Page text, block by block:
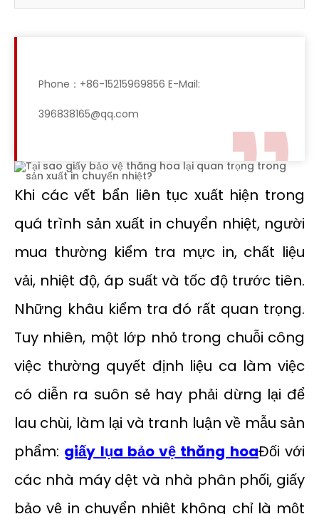
Phone：+86-15215969856 E-Mail:
396838165@qq.com
Khi các vết bẩn liên tục xuất hiện trong
quá trình sản xuất in chuyển nhiệt, người
mua thường kiểm tra mực in, chất liệu
vải, nhiệt độ, áp suất và tốc độ trước tiên.
Những khâu kiểm tra đó rất quan trọng.
Tuy nhiên, một lớp nhỏ trong chuỗi công
việc thường quyết định liệu ca làm việc
có diễn ra suôn sẻ hay phải dừng lại để
lau chùi, làm lại và tranh luận về mẫu sản
phẩm: giấy lụa bảo vệ thăng hoaĐối với
các nhà máy dệt và nhà phân phối, giấy
bảo vệ in chuyển nhiệt không chỉ là một